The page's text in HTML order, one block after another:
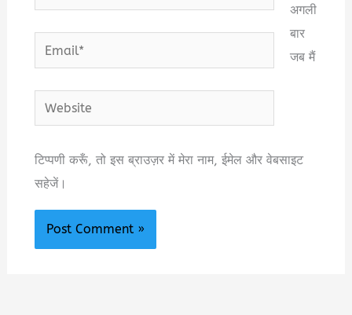
Email*
Website
अगली
बार
जब मैं
टिप्पणी करूँ, तो इस ब्राउज़र में मेरा नाम, ईमेल और वेबसाइट
सहेजें।